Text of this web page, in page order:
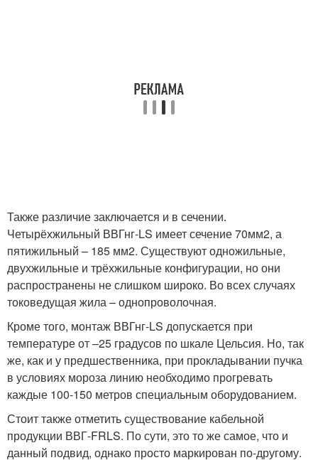
Также различие заключается и в сечении.
Четырёхжильный ВВГнг-LS имеет сечение 70мм2, а
пятижильный – 185 мм2. Существуют одножильные,
двухжильные и трёхжильные конфигурации, но они
распространены не слишком широко. Во всех случаях
токоведущая жила – однопроволочная.
Кроме того, монтаж ВВГнг-LS допускается при
температуре от –25 градусов по шкале Цельсия. Но, так
же, как и у предшественника, при прокладывании пучка
в условиях мороза линию необходимо прогревать
каждые 100-150 метров специальным оборудованием.
Стоит также отметить существование кабельной
продукции ВВГ-FRLS. По сути, это то же самое, что и
данный подвид, однако просто маркирован по-другому.